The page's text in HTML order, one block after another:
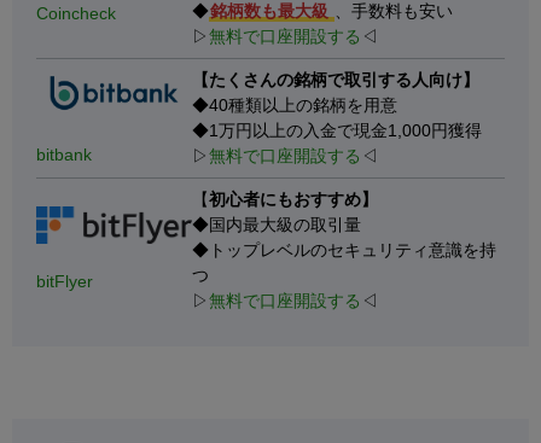
Coincheck ◆銘柄数も最大級
、手数料も安い
▷無料で口座開設する ◁
bitbank
【たくさんの銘柄で取引する人向け】
◆40種類以上の銘柄を用意
◆1万円以上の入金で現金1,000円獲得
▷無料で口座開設する ◁
bitFlyer
【初心者にもおすすめ】
◆国内最大級の取引量
◆トップレベルのセキュリティ意識を持
つ
▷無料で口座開設する ◁